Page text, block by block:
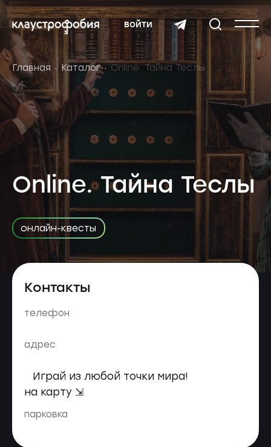
войти
Главная Каталог Online. Тайна Теслы
Online. Тайна Теслы
онлайн-квесты
Контакты
телефон
адрес
Играй из любой точки мира!
на карту ⇲
парковка